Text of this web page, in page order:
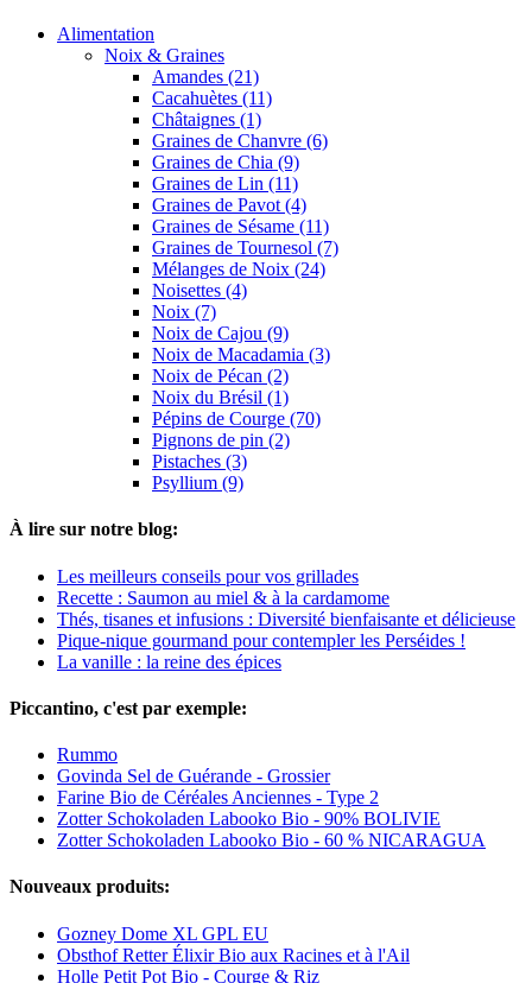
Alimentation
Noix & Graines
Amandes (21)
Cacahuètes (11)
Châtaignes (1)
Graines de Chanvre (6)
Graines de Chia (9)
Graines de Lin (11)
Graines de Pavot (4)
Graines de Sésame (11)
Graines de Tournesol (7)
Mélanges de Noix (24)
Noisettes (4)
Noix (7)
Noix de Cajou (9)
Noix de Macadamia (3)
Noix de Pécan (2)
Noix du Brésil (1)
Pépins de Courge (70)
Pignons de pin (2)
Pistaches (3)
Psyllium (9)
À lire sur notre blog:
Les meilleurs conseils pour vos grillades
Recette : Saumon au miel & à la cardamome
Thés, tisanes et infusions : Diversité bienfaisante et délicieuse
Pique-nique gourmand pour contempler les Perséides !
La vanille : la reine des épices
Piccantino, c'est par exemple:
Rummo
Govinda Sel de Guérande - Grossier
Farine Bio de Céréales Anciennes - Type 2
Zotter Schokoladen Labooko Bio - 90% BOLIVIE
Zotter Schokoladen Labooko Bio - 60 % NICARAGUA
Nouveaux produits:
Gozney Dome XL GPL EU
Obsthof Retter Élixir Bio aux Racines et à l'Ail
Holle Petit Pot Bio - Courge & Riz